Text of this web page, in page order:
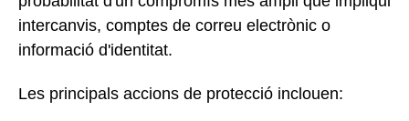
intercanvis, comptes de correu electrònic o
informació d'identitat.
Les principals accions de protecció inclouen: